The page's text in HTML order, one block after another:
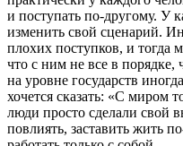
и поступать по-другому. У
изменить свой сценарий.
плохих поступков, и тогда
что с ним не все в
на уровне государств
хочется сказать: «С миром
люди просто сделали свой
повлиять, заставить жить